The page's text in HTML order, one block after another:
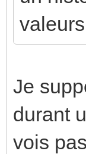
Je
durant
vois